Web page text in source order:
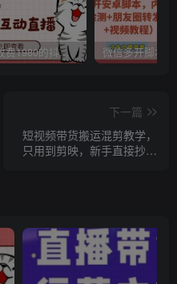
外面收费1980的抖音萌宠宠直播项目，可虚拟人直播，抖音报白，实时互动直播【软件+详细教程】
下一篇
短视频带货搬运混剪教学，
只用到剪映，新手直接抄作